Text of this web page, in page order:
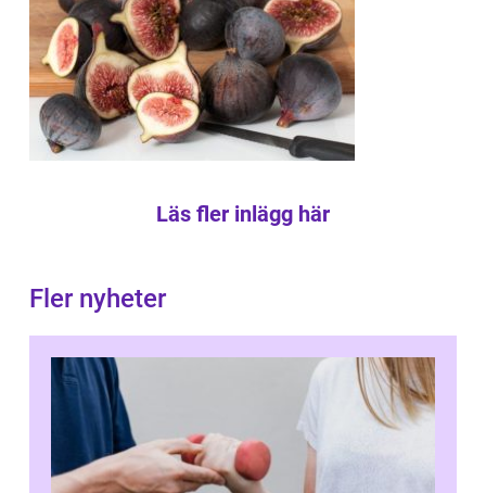
Läs fler inlägg här
Fler nyheter